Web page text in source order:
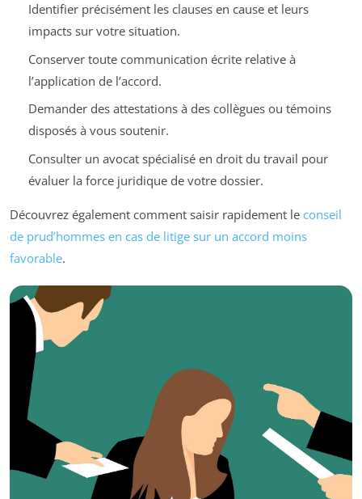
Identifier précisément les clauses en cause et leurs
impacts sur votre situation.
Conserver toute communication écrite relative à
l’application de l’accord.
Demander des attestations à des collègues ou témoins
disposés à vous soutenir.
Consulter un avocat spécialisé en droit du travail pour
évaluer la force juridique de votre dossier.
Découvrez également comment saisir rapidement le conseil
de prud’hommes en cas de litige sur un accord moins
favorable.